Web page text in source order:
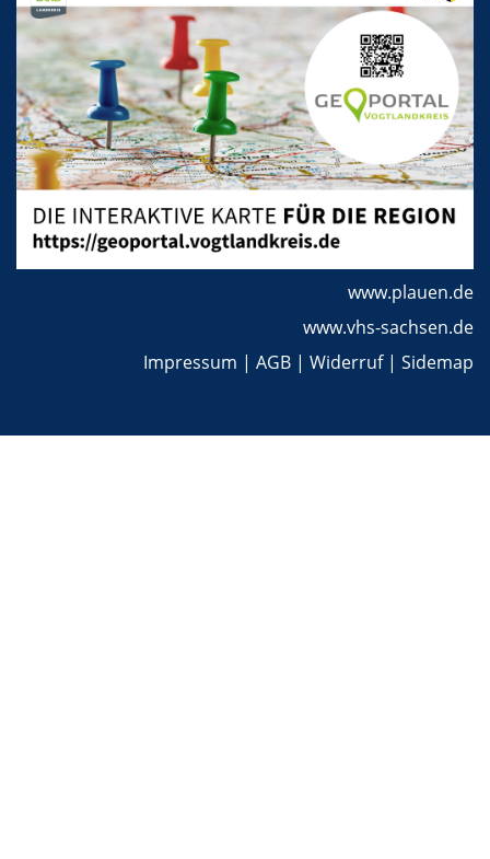
www.plauen.de
www.vhs-sachsen.de
Impressum | AGB | Widerruf| Sidemap